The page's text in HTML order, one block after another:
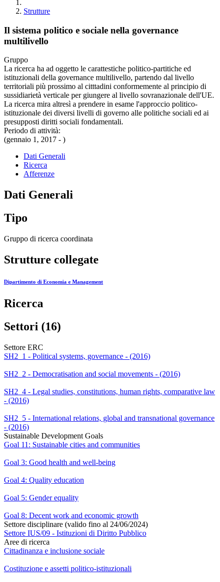
Strutture
Il sistema politico e sociale nella governance
multilivello
Gruppo
La ricerca ha ad oggetto le carattestiche politico-partitiche ed
istituzionali della governance multilivello, partendo dal livello
territoriali più prossimo al citttadini conformemente al principio di
sussidiarietà verticale per giungere al livello sovranazionale dell'UE.
La ricerca mira altresì a prendere in esame l'approccio politico-
istituzionale dei diversi livelli di governo alle politiche sociali ed ai
presupposti diritti sociali fondamentali.
Periodo di attività:
(gennaio 1, 2017 - )
Dati Generali
Ricerca
Afferenze
Dati Generali
Tipo
Gruppo di ricerca coordinata
Strutture collegate
Dipartimento di Economia e Management
Ricerca
Settori (16)
Settore ERC
SH2_1 - Political systems, governance - (2016)
SH2_2 - Democratisation and social movements - (2016)
SH2_4 - Legal studies, constitutions, human rights, comparative law
- (2016)
SH2_5 - International relations, global and transnational governance
- (2016)
Sustainable Development Goals
Goal 11: Sustainable cities and communities
Goal 3: Good health and well-being
Goal 4: Quality education
Goal 5: Gender equality
Goal 8: Decent work and economic growth
Settore disciplinare (valido fino al 24/06/2024)
Settore IUS/09 - Istituzioni di Diritto Pubblico
Aree di ricerca
Cittadinanza e inclusione sociale
Costituzione e assetti politico-istituzionali